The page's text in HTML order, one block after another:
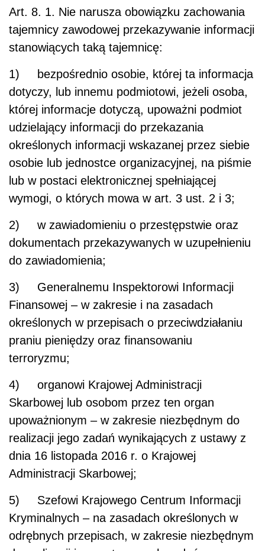
Art. 8. 1. Nie narusza obowiązku zachowania
tajemnicy zawodowej przekazywanie informacji
stanowiących taką tajemnicę:
1) bezpośrednio osobie, której ta informacja
dotyczy, lub innemu podmiotowi, jeżeli osoba,
której informacje dotyczą, upoważni podmiot
udzielający informacji do przekazania
określonych informacji wskazanej przez siebie
osobie lub jednostce organizacyjnej, na piśmie
lub w postaci elektronicznej spełniającej
wymogi, o których mowa w art. 3 ust. 2 i 3;
2) w zawiadomieniu o przestępstwie oraz
dokumentach przekazywanych w uzupełnieniu
do zawiadomienia;
3) Generalnemu Inspektorowi Informacji
Finansowej – w zakresie i na zasadach
określonych w przepisach o przeciwdziałaniu
praniu pieniędzy oraz finansowaniu
terroryzmu;
4) organowi Krajowej Administracji
Skarbowej lub osobom przez ten organ
upoważnionym – w zakresie niezbędnym do
realizacji jego zadań wynikających z ustawy z
dnia 16 listopada 2016 r. o Krajowej
Administracji Skarbowej;
5) Szefowi Krajowego Centrum Informacji
Kryminalnych – na zasadach określonych w
odrębnych przepisach, w zakresie niezbędnym